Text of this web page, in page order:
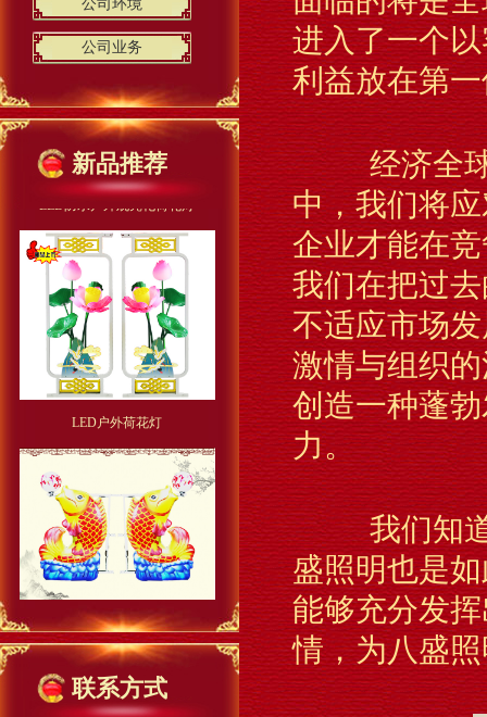
公司环境
公司业务
新品推荐
LED防水户外观亮化荷花灯
LED户外荷花灯
专业生产LED异形景观灯厂家
联系方式
进入了一个
利益放在第
经济全球化
中，我们将
企业才能在
我们在把过
不适应市场
激情与组织
创造一种蓬
力。
我们知道一
盛照明也是
能够充分发
情，为八盛